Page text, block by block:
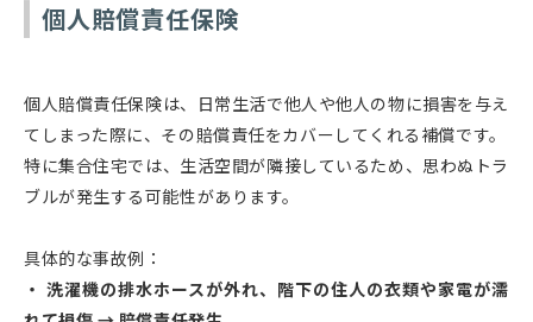
個人賠償責任保険
個人賠償責任保険は、日常生活で他人や他人の物に損害を与え
てしまった際に、その賠償責任をカバーしてくれる補償です。
特に集合住宅では、生活空間が隣接しているため、思わぬトラ
ブルが発生する可能性があります。
具体的な事故例：
・ 洗濯機の排水ホースが外れ、階下の住人の衣類や家電が濡